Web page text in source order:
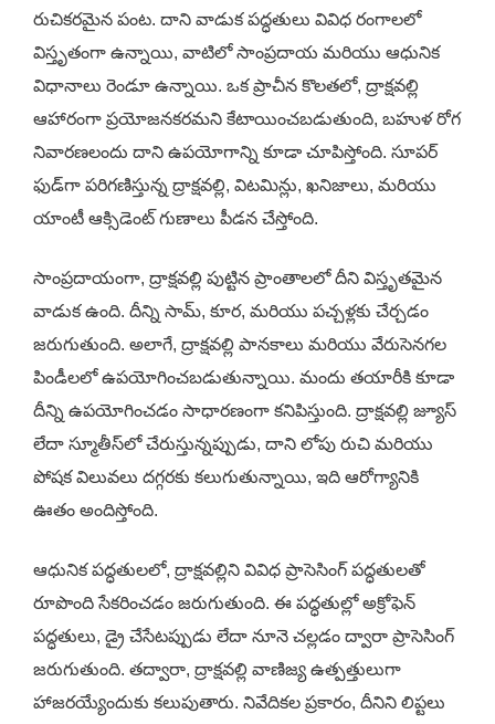
రుచికరమైన పంట. దాని వాడుక పద్ధతులు వివిధ రంగాలలో
విస్తృతంగా ఉన్నాయి, వాటిలో సాంప్రదాయ మరియు ఆధునిక
విధానాలు రెండూ ఉన్నాయి. ఒక ప్రాచీన కొలతలో, ద్రాక్షవల్లి
ఆహారంగా ప్రయోజనకరమని కేటాయించబడుతుంది, బహుళ రోగ
నివారణలందు దాని ఉపయోగాన్ని కూడా చూపిస్తోంది. సూపర్
ఫుడ్‌గా పరిగణిస్తున్న ద్రాక్షవల్లి, విటమిన్లు, ఖనిజాలు, మరియు
యాంటీ ఆక్సిడెంట్ గుణాలు పీడన చేస్తోంది.
సాంప్రదాయంగా, ద్రాక్షవల్లి పుట్టిన ప్రాంతాలలో దీని విస్తృతమైన
వాడుక ఉంది. దీన్ని సామ్, కూర, మరియు పచ్చళ్లకు చేర్చడం
జరుగుతుంది. అలాగే, ద్రాక్షవల్లి పానకాలు మరియు వేరుసెనగల
పిండీలలో ఉపయోగించబడుతున్నాయి. మందు తయారీకి కూడా
దీన్ని ఉపయోగించడం సాధారణంగా కనిపిస్తుంది. ద్రాక్షవల్లి జ్యూస్
లేదా స్మూతీస్‌లో చేరుస్తున్నప్పుడు, దాని లోపు రుచి మరియు
పోషక విలువలు దగ్గరకు కలుగుతున్నాయి, ఇది ఆరోగ్యానికి
ఊతం అందిస్తోంది.
ఆధునిక పద్ధతులలో, ద్రాక్షవల్లిని వివిధ ప్రాసెసింగ్ పద్ధతులతో
రూపొంది సేకరించడం జరుగుతుంది. ఈ పద్ధతుల్లో అక్రోఫెన్
పద్ధతులు, డ్రై చేసేటప్పుడు లేదా నూనె చల్లడం ద్వారా ప్రాసెసింగ్
జరుగుతుంది. తద్వారా, ద్రాక్షవల్లి వాణిజ్య ఉత్పత్తులుగా
హాజరయ్యేందుకు కలుపుతారు. నివేదికల ప్రకారం, దీనిని లిప్టలు